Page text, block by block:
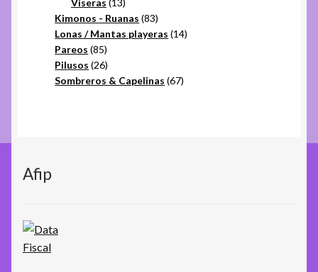
productos
Kimonos - Ruanas 8383
productos
Lonas / Mantas playeras 1414
Pareos 8585
productos
Pilusos 2626
productos
Sombreros & Capelinas 6767
Afip